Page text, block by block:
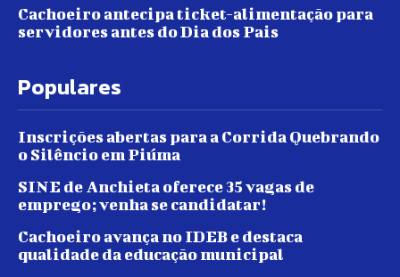
Cachoeiro antecipa ticket-alimentação para
servidores antes do Dia dos Pais
Populares
Inscrições abertas para a Corrida Quebrando
o Silêncio em Piúma
SINE de Anchieta oferece 35 vagas de
emprego; venha se candidatar!
Cachoeiro avança no IDEB e destaca
qualidade da educação municipal